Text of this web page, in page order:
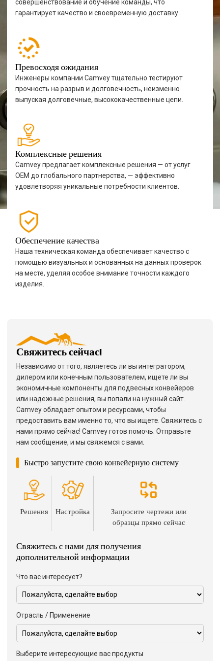
совершенствование и обучение команды, что
гарантирует качество и своевременную доставку.
Превосходя ожидания
Инженеры компании Camvey тщательно тестируют
прочность на разрыв и долговечность, неизменно
выпуская долговечные, высококачественные цепи.
Комплексные решения
Camvey предлагает комплексные решения — от услуг
OEM до глобального партнерства, — эффективно
удовлетворяя уникальные потребности клиентов.
Обеспечение качества
Наша техническая команда обеспечивает качество с
помощью визуальных и основанных на данных проверок
на месте, уделяя особое внимание точности каждого
изделия.
Свяжитесь сейчас!
Независимо от того, являетесь ли вы интегратором,
дилером или конечным пользователем, ищете ли вы
экономичные компоненты для подвесных конвейеров
или надежные решения, вы попали на нужный сайт.
Camvey обладает опытом и ресурсами, чтобы
предоставить вам именно то, что вы ищете. Свяжитесь с
нами прямо сейчас! Camvey готов помочь. Отправьте
нам сообщение, и мы свяжемся с вами.
Быстро запустите свою конвейерную систему
Решения Настройка
Запросите чертежи или
образцы прямо сейчас
Свяжитесь с нами для получения
дополнительной информации
Что вас интересует?
Отрасль / Применение
Выберите интересующие вас продукты